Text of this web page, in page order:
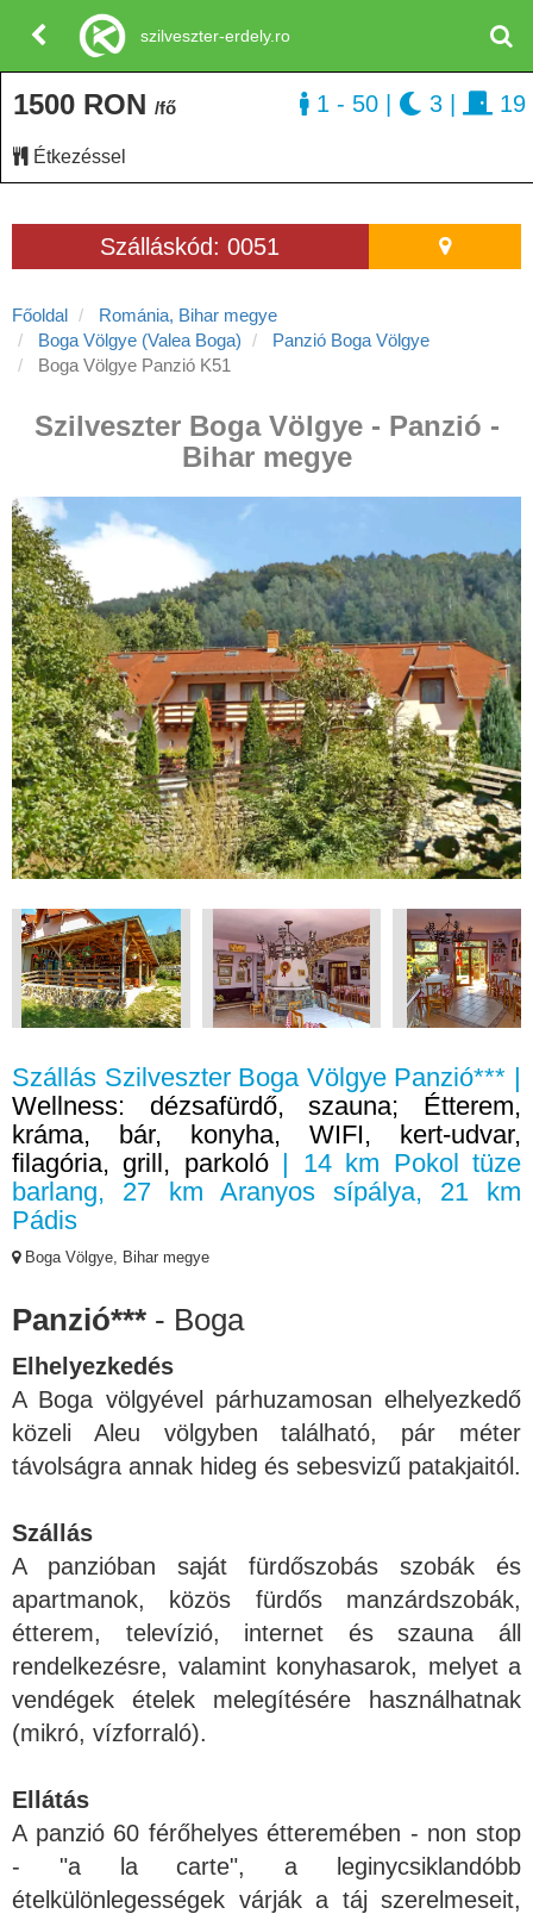
Szálláskód: 0051
Főoldal
Románia, Bihar megye
Boga Völgye (Valea Boga)
Panzió Boga Völgye
Boga Völgye Panzió K51
Szilveszter Boga Völgye - Panzió -
Bihar megye
Szállás Szilveszter Boga Völgye Panzió*** |
Wellness: dézsafürdő, szauna; Étterem,
kráma, bár, konyha, WIFI, kert-udvar,
filagória, grill, parkoló| 14 km Pokol tüze
barlang, 27 km Aranyos sípálya, 21 km
Pádis
Boga Völgye, Bihar megye
Panzió*** - Boga
Elhelyezkedés
A Boga völgyével párhuzamosan elhelyezkedő
közeli Aleu völgyben található, pár méter
távolságra annak hideg és sebesvizű patakjaitól.
Szállás
A panzióban saját fürdőszobás szobák és
apartmanok, közös fürdős manzárdszobák,
étterem, televízió, internet és szauna áll
rendelkezésre, valamint konyhasarok, melyet a
vendégek ételek melegítésére használhatnak
(mikró, vízforraló).
Ellátás
A panzió 60 férőhelyes étteremében - non stop
- "a la carte", a leginycsiklandóbb
ételkülönlegességek várják a táj szerelmeseit,
1500 RON /fő
Étkezéssel
1 - 50 3 19
szilveszter-erdely.ro